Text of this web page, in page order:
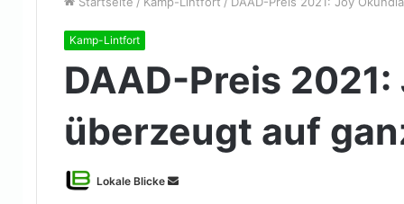
Kamp-Lintfort
DAAD-Preis
überzeugt auf
Lokale Blicke
Sende